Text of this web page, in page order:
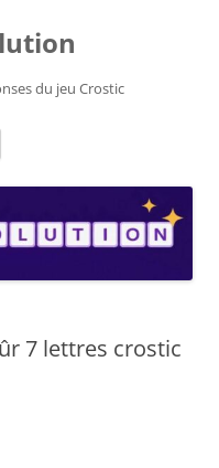
du jeu Crostic
7 lettres crostic